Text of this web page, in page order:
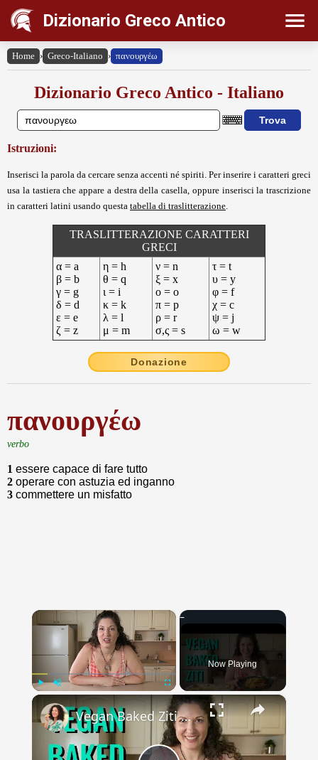
Dizionario Greco Antico
Home › Greco-Italiano › πανουργέω
Dizionario Greco Antico - Italiano
Istruzioni:
Inserisci la parola da cercare senza accenti né spiriti. Per inserire i caratteri greci
usa la tastiera che appare a destra della casella, oppure inserisci la trascrizione
in caratteri latini usando questa tabella di traslitterazione
TRASLITTERAZIONE CARATTERI
GRECI
α = a
β = b
γ = g
δ = d
ε = e
ζ = z
η = h
θ = q
ι = i
κ = k
λ = l
μ = m
ν = n
ξ = x
ο = o
π = p
ρ = r
σ,ς = s
τ = t
υ = y
φ = f
χ = c
ψ = j
ω = w
Donazione
πανουργέω
verbo
1 essere capace di fare tutto
2 operare con astuzia ed inganno
3 commettere un misfatto
×
Fullscreen
Now Playing
×
Vegan Baked Ziti with Lentils, Tofu Ricotta, and Cashew Mozzarella